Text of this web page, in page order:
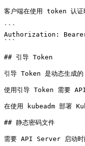
客户端在使用 token 认
```
Authorization: Bearer
```
## 引导 Token
引导 Token 是动态生成
使用引导 Token 需要
在使用 kubeadm 部署
## 静态密码文件
需要 API Server 启动